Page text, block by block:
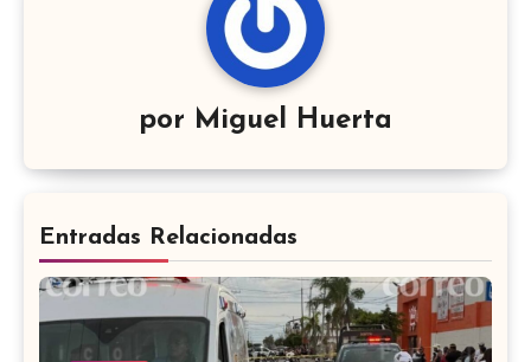
por Miguel Huerta
Entradas Relacionadas